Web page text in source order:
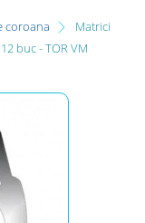
coroana
Matrici
buc - TOR VM